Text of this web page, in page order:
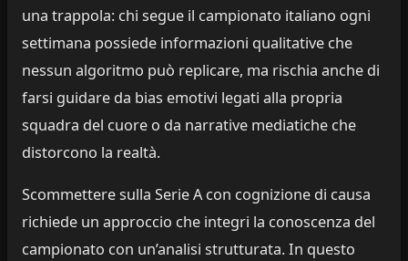
una trappola: chi segue il campionato italiano ogni
settimana possiede informazioni qualitative che
nessun algoritmo può replicare, ma rischia anche di
farsi guidare da bias emotivi legati alla propria
squadra del cuore o da narrative mediatiche che
distorcono la realtà.
Scommettere sulla Serie A con cognizione di causa
richiede un approccio che integri la conoscenza del
campionato con un’analisi strutturata. In questo